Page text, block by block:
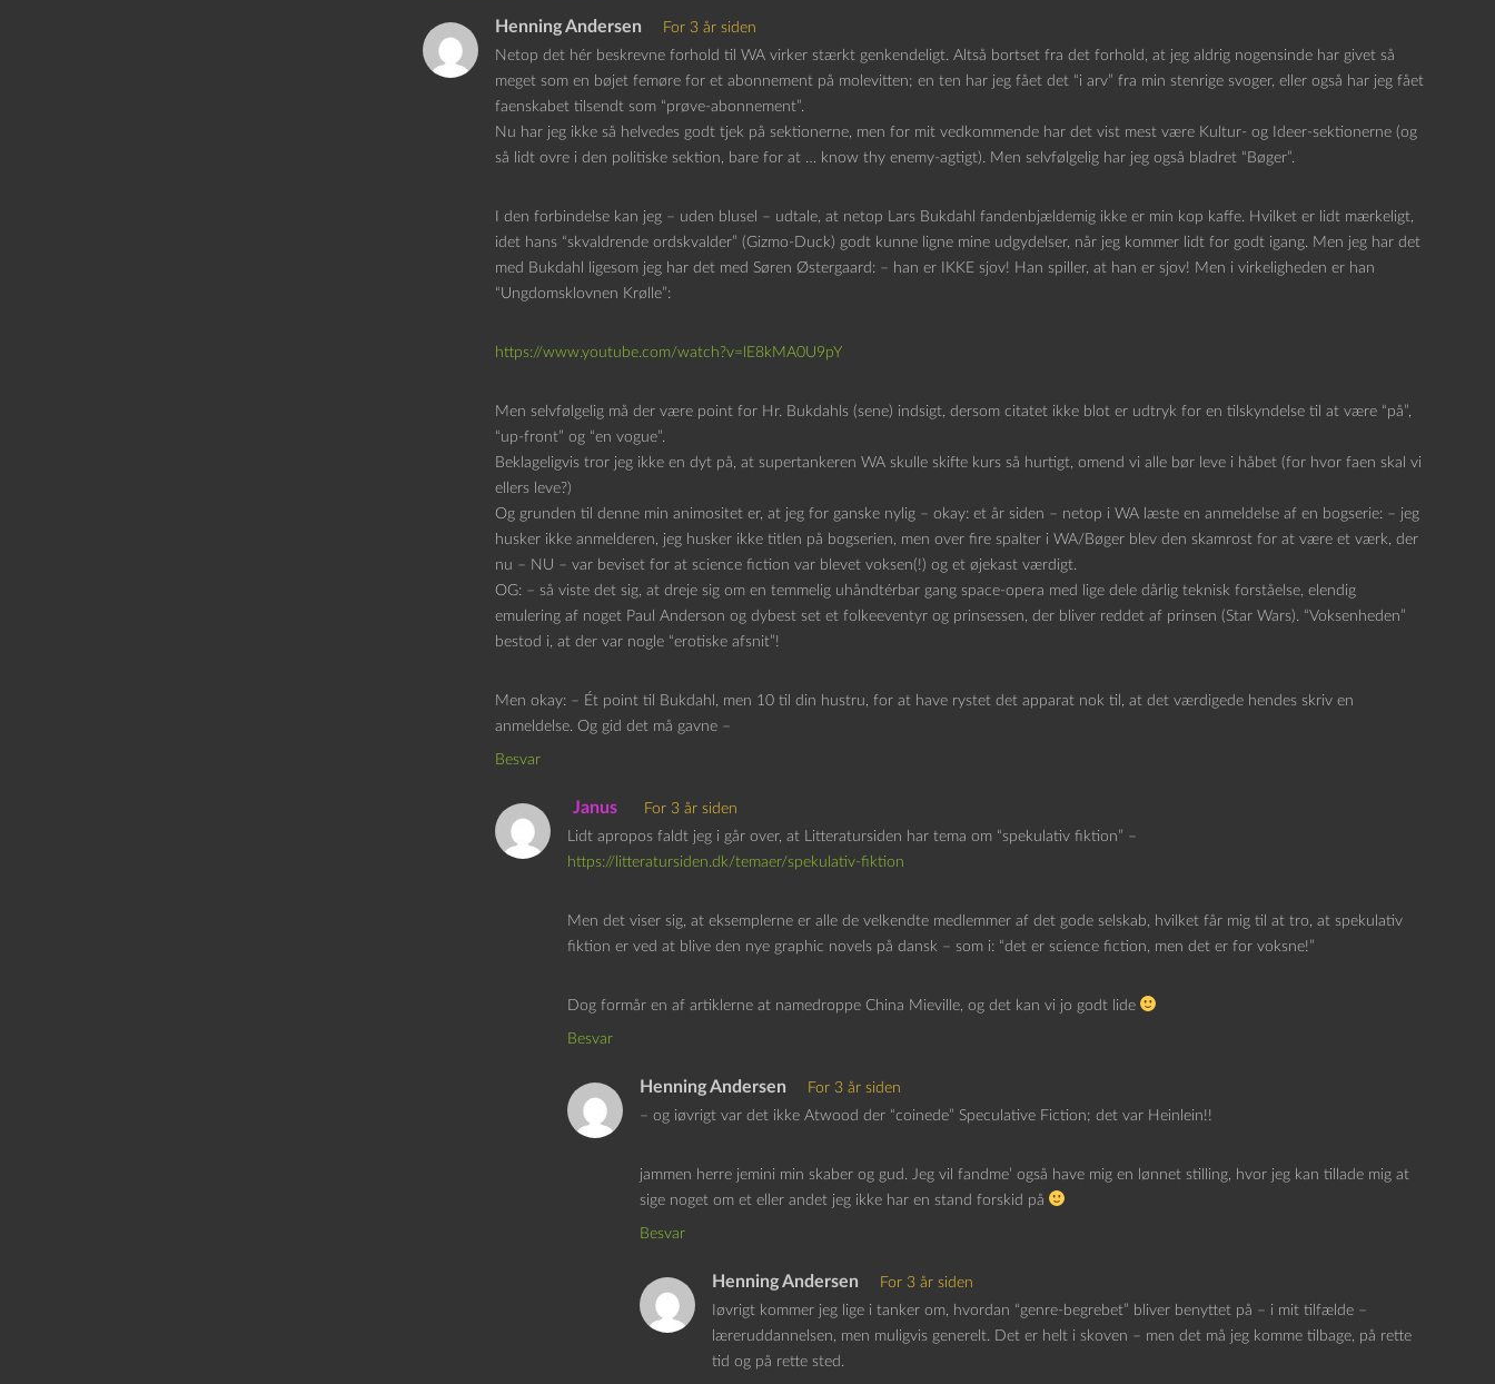
Henning Andersen
For 3 år siden
Netop det hér beskrevne forhold til WA virker stærkt genkendeligt. Altså bortset fra det forhold, at jeg aldrig nogensinde har givet så
meget som en bøjet femøre for et abonnement på molevitten; en ten har jeg fået det “i arv” fra min stenrige svoger, eller også har jeg fået
faenskabet tilsendt som “prøve-abonnement”.
Nu har jeg ikke så helvedes godt tjek på sektionerne, men for mit vedkommende har det vist mest være Kultur- og Ideer-sektionerne (og
så lidt ovre i den politiske sektion, bare for at … know thy enemy-agtigt). Men selvfølgelig har jeg også bladret “Bøger”.
I den forbindelse kan jeg – uden blusel – udtale, at netop Lars Bukdahl fandenbjældemig ikke er min kop kaffe. Hvilket er lidt mærkeligt,
idet hans “skvaldrende ordskvalder” (Gizmo-Duck) godt kunne ligne mine udgydelser, når jeg kommer lidt for godt igang. Men jeg har det
med Bukdahl ligesom jeg har det med Søren Østergaard: – han er IKKE sjov! Han spiller, at han er sjov! Men i virkeligheden er han
“Ungdomsklovnen Krølle”:
https://www.youtube.com/watch?v=lE8kMA0U9pY
Men selvfølgelig må der være point for Hr. Bukdahls (sene) indsigt, dersom citatet ikke blot er udtryk for en tilskyndelse til at være “på”,
“up-front” og “en vogue”.
Beklageligvis tror jeg ikke en dyt på, at supertankeren WA skulle skifte kurs så hurtigt, omend vi alle bør leve i håbet (for hvor faen skal vi
ellers leve?)
Og grunden til denne min animositet er, at jeg for ganske nylig – okay: et år siden – netop i WA læste en anmeldelse af en bogserie: – jeg
husker ikke anmelderen, jeg husker ikke titlen på bogserien, men over fire spalter i WA/Bøger blev den skamrost for at være et værk, der
nu – NU – var beviset for at science fiction var blevet voksen(!) og et øjekast værdigt.
OG: – så viste det sig, at dreje sig om en temmelig uhåndtérbar gang space-opera med lige dele dårlig teknisk forståelse, elendig
emulering af noget Paul Anderson og dybest set et folkeeventyr og prinsessen, der bliver reddet af prinsen (Star Wars). “Voksenheden”
bestod i, at der var nogle “erotiske afsnit”!
Men okay: – Ét point til Bukdahl, men 10 til din hustru, for at have rystet det apparat nok til, at det værdigede hendes skriv en
anmeldelse. Og gid det må gavne –
Besvar
Janus
For 3 år siden
Lidt apropos faldt jeg i går over, at Litteratursiden har tema om “spekulativ fiktion” –
https://litteratursiden.dk/temaer/spekulativ-fiktion
Men det viser sig, at eksemplerne er alle de velkendte medlemmer af det gode selskab, hvilket får mig til at tro, at spekulativ
fiktion er ved at blive den nye graphic novels på dansk – som i: “det er science fiction, men det er for voksne!”
Dog formår en af artiklerne at namedroppe China Mieville, og det kan vi jo godt lide
Besvar
Henning Andersen
For 3 år siden
– og iøvrigt var det ikke Atwood der “coinede” Speculative Fiction; det var Heinlein!!
jammen herre jemini min skaber og gud. Jeg vil fandme’ også have mig en lønnet stilling, hvor jeg kan tillade mig at
sige noget om et eller andet jeg ikke har en stand forskid på
Besvar
Henning Andersen
For 3 år siden
Iøvrigt kommer jeg lige i tanker om, hvordan “genre-begrebet” bliver benyttet på – i mit tilfælde –
læreruddannelsen, men muligvis generelt. Det er helt i skoven – men det må jeg komme tilbage, på rette
tid og på rette sted.